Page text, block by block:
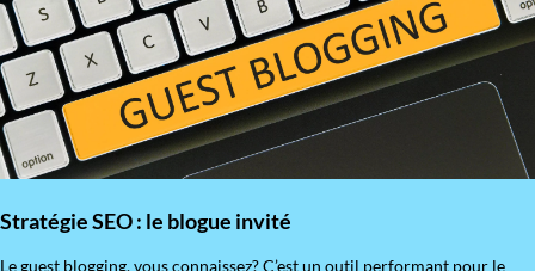
Stratégie SEO : le blogue invité
​Le guest blogging, vous connaissez? C’est un outil performant pour le